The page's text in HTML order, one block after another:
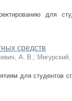
для
средств
А. В.;
для студентов